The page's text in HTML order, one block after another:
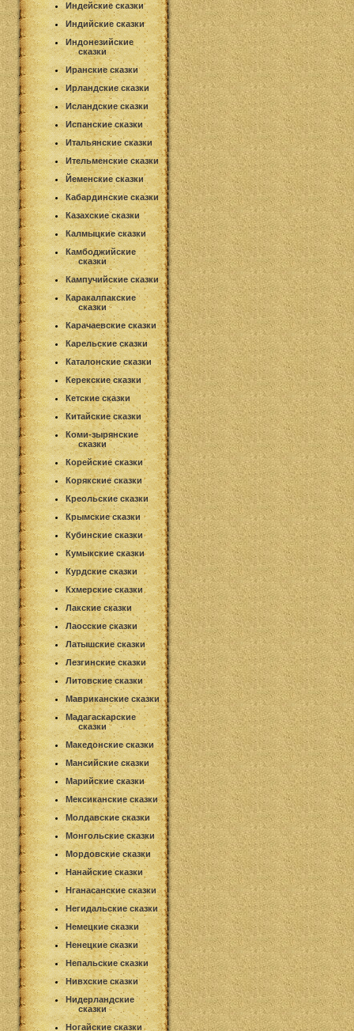
Индейские сказки
Индийские сказки
Индонезийские
сказки
Иранские сказки
Ирландские сказки
Исландские сказки
Испанские сказки
Итальянские сказки
Ительменские сказки
Йеменские сказки
Кабардинские сказки
Казахские сказки
Калмыцкие сказки
Камбоджийские
сказки
Кампучийские сказки
Каракалпакские
сказки
Карачаевские сказки
Карельские сказки
Каталонские сказки
Керекские сказки
Кетские сказки
Китайские сказки
Коми-зырянские
сказки
Корейские сказки
Корякские сказки
Креольские сказки
Крымские сказки
Кубинские сказки
Кумыкские сказки
Курдские сказки
Кхмерские сказки
Лакские сказки
Лаосские сказки
Латышские сказки
Лезгинские сказки
Литовские сказки
Мавриканские сказки
Мадагаскарские
сказки
Македонские сказки
Мансийские сказки
Марийские сказки
Мексиканские сказки
Молдавские сказки
Монгольские сказки
Мордовские сказки
Нанайские сказки
Нганасанские сказки
Негидальские сказки
Немецкие сказки
Ненецкие сказки
Непальские сказки
Нивхские сказки
Нидерландские
сказки
Ногайские сказки